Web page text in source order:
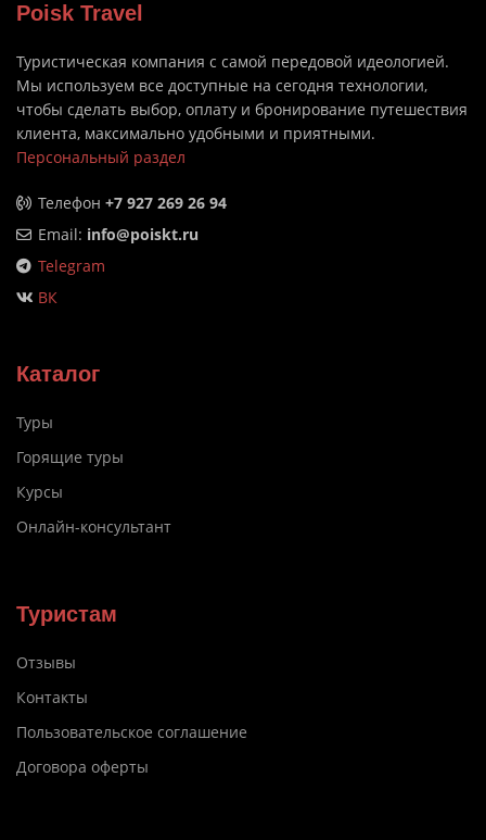
Poisk Travel
Туристическая компания с самой передовой идеологией.
Мы используем все доступные на сегодня технологии,
чтобы сделать выбор, оплату и бронирование путешествия
клиента, максимально удобными и приятными.
Персональный раздел
Телефон +7 927 269 26 94
Email: info@poiskt.ru
Telegram
ВК
Каталог
Туры
Горящие туры
Курсы
Онлайн-консультант
Туристам
Отзывы
Контакты
Пользовательское соглашение
Договора оферты